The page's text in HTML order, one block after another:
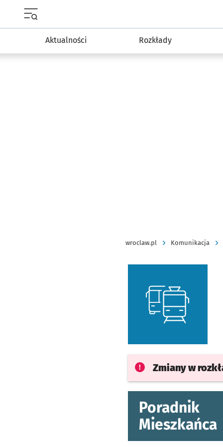
Aktualności Rozkłady
wroclaw.pl Komunikacja
Zmiany w
Poradnik
Mieszkańca